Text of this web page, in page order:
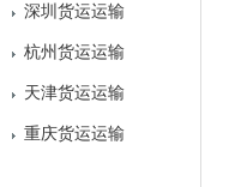
深圳货运运输
杭州货运运输
天津货运运输
重庆货运运输